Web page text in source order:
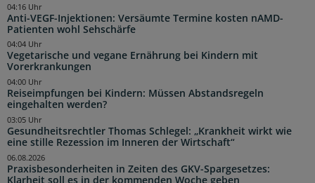
Anti-VEGF-Injektionen: Versäumte Termine kosten nAMD-
Patienten wohl Sehschärfe
04:16 Uhr
Vegetarische und vegane Ernährung bei Kindern mit
Vorerkrankungen
04:04 Uhr
Reiseimpfungen bei Kindern: Müssen Abstandsregeln
eingehalten werden?
04:00 Uhr
Gesundheitsrechtler Thomas Schlegel: „Krankheit wirkt wie
eine stille Rezession im Inneren der Wirtschaft“
03:05 Uhr
Praxisbesonderheiten in Zeiten des GKV-Spargesetzes:
Klarheit soll es in der kommenden Woche geben
06.08.2026